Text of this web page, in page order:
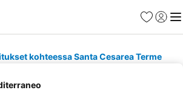
Suosikit
kohteessa Santa Cesarea Terme